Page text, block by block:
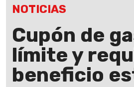
NOTICIAS
Cupón de
límite y
beneficio